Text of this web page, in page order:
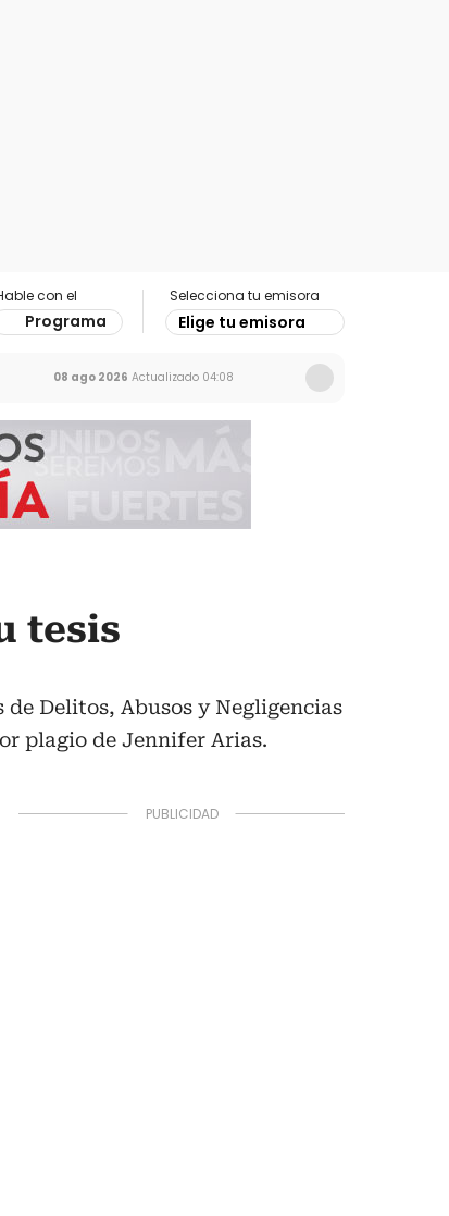
con el
Programa
Selecciona tu emisora
Elige tu emisora
08 ago 2026 Actualizado 04:08
tesis
Delitos, Abusos y Negligencias
plagio de Jennifer Arias.